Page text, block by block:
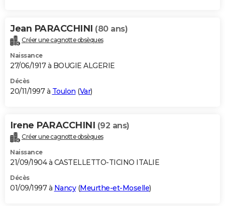
Jean PARACCHINI (80 ans)
Créer une cagnotte obsèques
Naissance
27/06/1917 à BOUGIE ALGERIE
Décès
20/11/1997 à Toulon (Var)
Irene PARACCHINI (92 ans)
Créer une cagnotte obsèques
Naissance
21/09/1904 à CASTELLETTO-TICINO ITALIE
Décès
01/09/1997 à Nancy(Meurthe-et-Moselle)